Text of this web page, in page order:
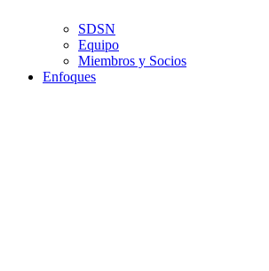
SDSN
Equipo
Miembros y Socios
Enfoques